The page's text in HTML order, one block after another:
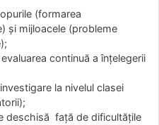
(formarea
și mijloacele (probleme
continuă a înțelegerii
la nivelul clasei
deschisă față de dificultățile